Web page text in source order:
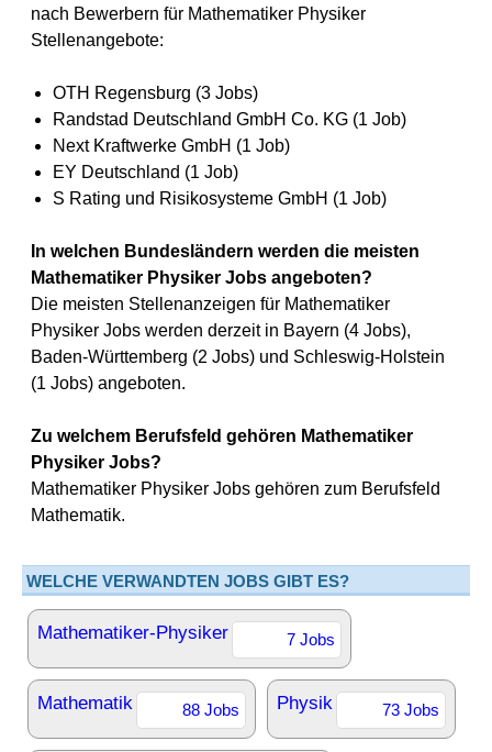
nach Bewerbern für Mathematiker Physiker
Stellenangebote:
OTH Regensburg (3 Jobs)
Randstad Deutschland GmbH Co. KG (1 Job)
Next Kraftwerke GmbH (1 Job)
EY Deutschland (1 Job)
S Rating und Risikosysteme GmbH (1 Job)
In welchen Bundesländern werden die meisten
Mathematiker Physiker Jobs angeboten?
Die meisten Stellenanzeigen für Mathematiker
Physiker Jobs werden derzeit in Bayern (4 Jobs),
Baden-Württemberg (2 Jobs) und Schleswig-Holstein
(1 Jobs) angeboten.
Zu welchem Berufsfeld gehören Mathematiker
Physiker Jobs?
Mathematiker Physiker Jobs gehören zum Berufsfeld
Mathematik.
WELCHE VERWANDTEN JOBS GIBT ES?
Mathematiker-Physiker 7 Jobs
Mathematik 88 Jobs Physik 73 Jobs